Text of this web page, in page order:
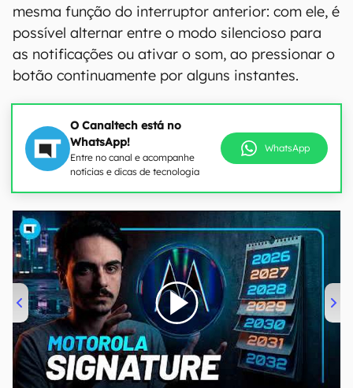
mesma função do interruptor anterior: com ele, é
possível alternar entre o modo silencioso para
as notificações ou ativar o som, ao pressionar o
botão continuamente por alguns instantes.
O Canaltech está no
WhatsApp!
Entre no canal e acompanhe
notícias e dicas de tecnologia
WhatsApp
00:00/20:46